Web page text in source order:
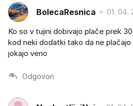
BolecaResnica 01. 04.
Ko so v tujini dobivajo plače prek
kod neki dodatki tako da ne
jokajo veno
Odgovori